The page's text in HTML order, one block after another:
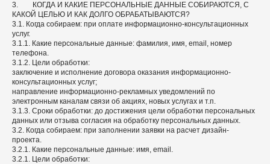
3. КОГДА И КАКИЕ ПЕРСОНАЛЬНЫЕ ДАННЫЕ СОБИРАЮТСЯ, С
КАКОЙ ЦЕЛЬЮ И КАК ДОЛГО ОБРАБАТЫВАЮТСЯ?
3.1. Когда собираем: при оплате информационно-консультационных
услуг.
3.1.1. Какие персональные данные: фамилия, имя, email, номер
телефона.
3.1.2. Цели обработки:
заключение и исполнение договора оказания информационно-
консультационных услуг;
направление информационно-рекламных уведомлений по
электронным каналам связи об акциях, новых услугах и т.п.
3.1.3. Сроки обработки: до достижения цели обработки персональных
данных или отзыва согласия на обработку персональных данных.
3.2. Когда собираем: при заполнении заявки на расчет дизайн-
проекта.
3.2.1. Какие персональные данные: имя, email.
3.2.1. Цели обработки: